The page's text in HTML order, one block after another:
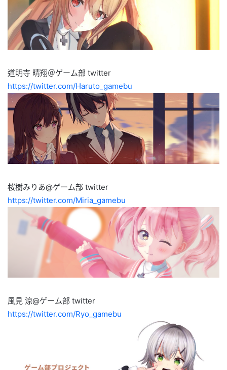
道明寺 晴翔＠ゲーム部 twitter
https://twitter.com/Haruto_gamebu
桜樹みりあ@ゲーム部 twitter
https://twitter.com/Miria_gamebu
風見 涼@ゲーム部 twitter
https://twitter.com/Ryo_gamebu